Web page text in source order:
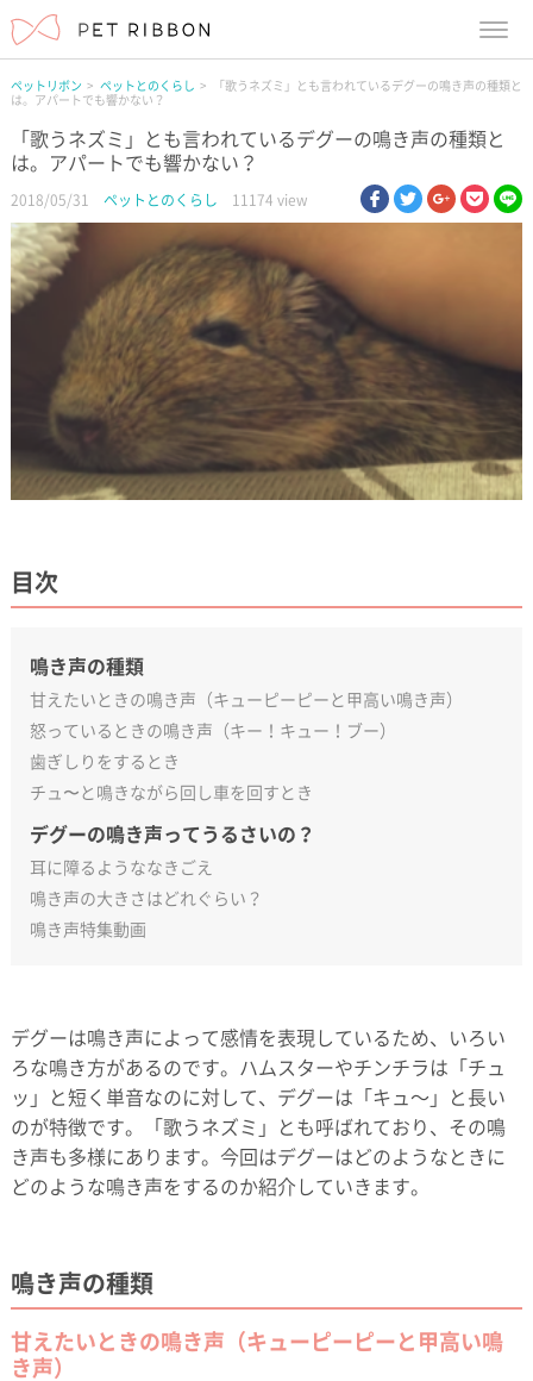
ペットリボン ペットとのくらし
「歌うネズミ」とも言われているデグーの鳴き声の種類と
は。アパートでも響かない？
「歌うネズミ」とも言われているデグーの鳴き声の種類と
は。アパートでも響かない？
2018/05/31 ペットとのくらし 11174 view facebook
twittergoogle
目次
鳴き声の種類
甘えたいときの鳴き声（キューピーピーと甲高い鳴き声）
怒っているときの鳴き声（キー！キュー！ブー）
歯ぎしりをするとき
チュ〜と鳴きながら回し車を回すとき
デグーの鳴き声ってうるさいの？
耳に障るようななきごえ
鳴き声の大きさはどれぐらい？
鳴き声特集動画
デグーは鳴き声によって感情を表現しているため、いろい
ろな鳴き方があるのです。ハムスターやチンチラは「チュ
ッ」と短く単音なのに対して、デグーは「キュ～」と長い
のが特徴です。「歌うネズミ」とも呼ばれており、その鳴
き声も多様にあります。今回はデグーはどのようなときに
どのような鳴き声をするのか紹介していきます。
鳴き声の種類
甘えたいときの鳴き声（キューピーピーと甲高い鳴
き声）